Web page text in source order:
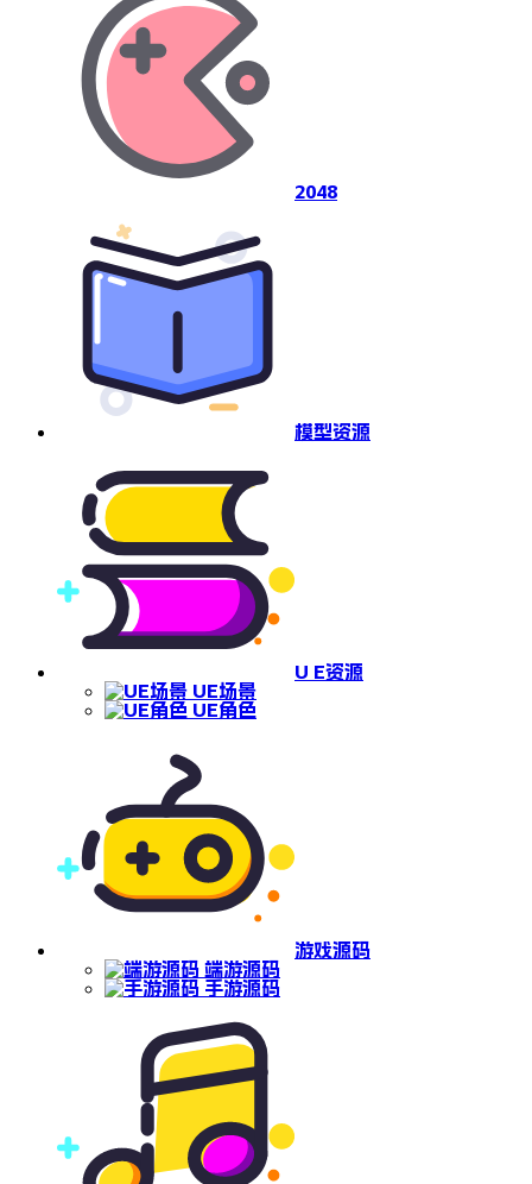
2048
模型资源
U E资源
UE场景
UE角色
游戏源码
端游源码
手游源码